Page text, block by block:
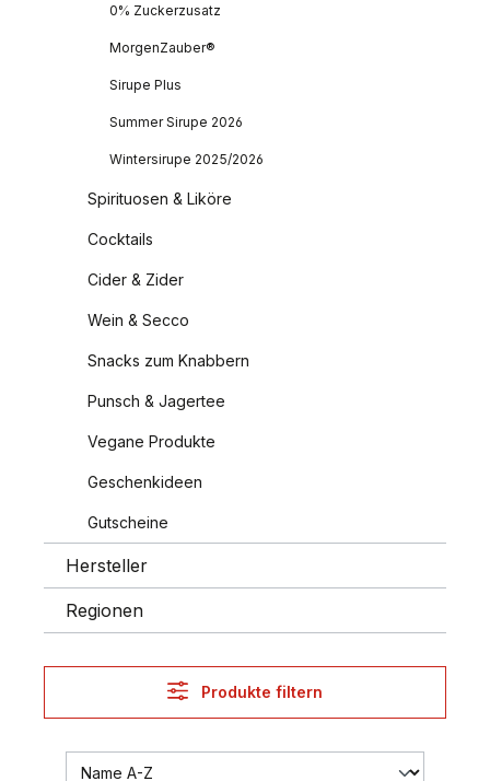
0% Zuckerzusatz
MorgenZauber®
Sirupe Plus
Summer Sirupe 2026
Wintersirupe 2025/2026
Spirituosen & Liköre
Cocktails
Cider & Zider
Wein & Secco
Snacks zum Knabbern
Punsch & Jagertee
Vegane Produkte
Geschenkideen
Gutscheine
Hersteller
Regionen
Produkte filtern